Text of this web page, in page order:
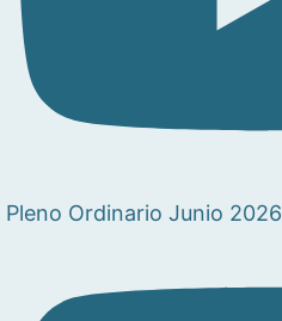
Pleno Ordinario Junio 2026